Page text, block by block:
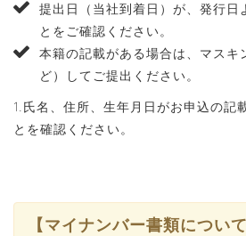
提出日（当社到着日）が、発行日
とをご確認ください。
本籍の記載がある場合は、マスキ
ど）してご提出ください。
1.氏名、住所、生年月日がお申込の記
とを確認ください。
【マイナンバー書類について